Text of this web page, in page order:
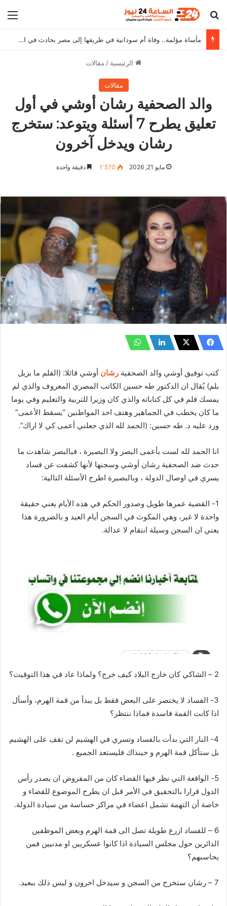
بحث عن
مأساة مؤلمة.. وفاة أم سودانية في طريقها إلى مصر بحادث في القطار وتترك أطفالها الـ5 تائهون
الرئيسية / مقالات
مقالات
والد الصحفية رشان أوشي في أول
تعليق يطرح 7 أسئلة ويتوعد: ستخرج
رشان ويدخل آخرون
مايو 21, 2026 1٬570 دقيقة واحدة
كتب توفيق أوشي والد الصحفية رشان أوشي قائلا: (القلم ما بزيل
بلم) يُقال ان الدكتور طه حسين الكاتب المصري المعروف والذي لم
يمسك قلم في كل كتاباته والذي كان وزيرا للتربية والتعليم وفي يوما
ما كان يخطب في الجماهير وهتف احد المواطنين “يسقط الأعمى”
ورد عليه د. طه حسين: (الحمد لله الذي جعلني أعمى كي لا اراك”.
انا الحمد لله لست بأعمى البصر ولا البصيرة ، فبالبصر شاهدت ما
حدث ضد الصحفية رشان أوشي وسجنها لأنها كشفت عن فساد
يسري في اوصال الدولة ، وبالبصيرة اطرح الأسئلة التالية:
1- القضية عمرها طويل وصدور الحكم في هذه الأيام يعني حقيقة
واحدة لا غير، وهي المكوث في السجن أيام العيد و بالضرورة هذا
يعني ان السجن وسيلة انتقام لا عدالة.
2 – الشاكي كان خارج البلاد كيف خرج؟ ولماذا عاد في هذا التوقيت؟
3- الفساد لا يختصر على البعض فقط بل يبدأ من قمة الهرم، وأسأل
اذا كانت القمة فاسدة فماذا ننتظر؟
4- النار التي بدأت بالفساد وتسري في الهشيم لن تقف على الهشيم
بل ستأكل قمة الهرم و حينذاك فليستعد الجميع .
5- الواقعة التي نظر فيها القضاء كان من المفروض ان يصدر رأس
الدول قرارا بالتحقيق في الأمر قبل ان يطرح الموضوع للقضاء و
خاصة أن التهمة تشمل اعضاء في مراكز حساسة من سيادة الدولة.
6 – للفساد ازرع طويلة تصل الى قمة الهرم وبعض الموظفين
الدائرين حول مجلس السيادة اذا كانوا عسكريين او مدنيين فمن
يحاسبهم؟
7 – رشان ستخرج من السجن و سيدخل اخرون و ليس ذلك ببعيد.